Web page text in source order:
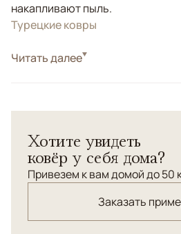
накапливают пыль.
Турецкие ковры
СтильСовременные
прекрасное решение для
особенно необходим комфорт и
поверхности.
Читать далее
Хотите увидеть
ковёр у себя дома?
Привезем к вам домой до 50
Заказать